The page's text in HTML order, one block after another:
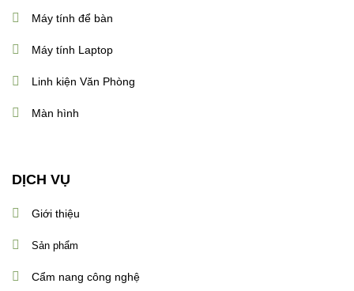
Máy tính để bàn
Máy tính Laptop
Linh kiện Văn Phòng
Màn hình
DỊCH VỤ
Giới thiệu
Sản phẩm
Cẩm nang công nghệ